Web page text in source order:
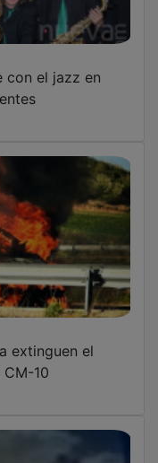
con el jazz en
extinguen el
10